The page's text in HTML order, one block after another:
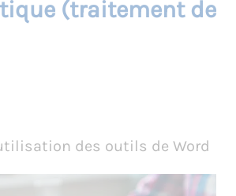
(traitement de
des outils de Word